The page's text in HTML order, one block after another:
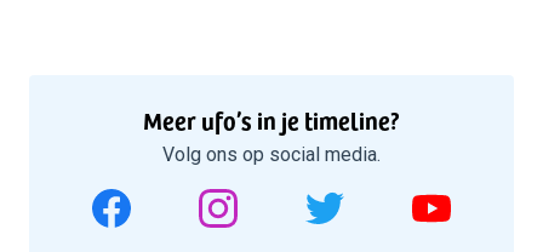
Meer ufo’s in je timeline?
Volg ons op social media.